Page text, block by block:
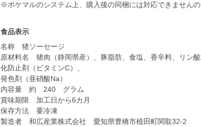
※ポケマルのシステム上、購入後の同梱には対応できませんの
食品表示
名称 猪ソーセージ
原材料名 猪肉（静岡県産）、豚脂肪、食塩、香辛料、リン
化防止剤（ビタミンC）、
発色剤（亜硝酸Na）
内容量 約 240 グラム
賞味期限 加工日から6カ月
保存方法 要冷凍
製造者 和広産業株式会社 愛知県豊橋市植田町関取32-2